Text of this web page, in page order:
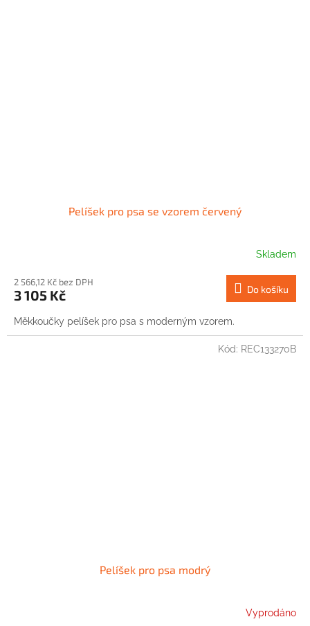
Pelíšek pro psa se vzorem červený
Skladem
2 566,12 Kč bez DPH
3 105 Kč Do košíku
Měkkoučky pelíšek pro psa s moderným vzorem.
Pelíšek pro psa modrý
Vyprodáno
Kód: REC133270B